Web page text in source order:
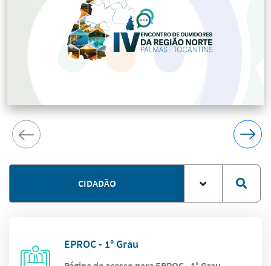
CIDADÃO
EPROC - 1° Grau